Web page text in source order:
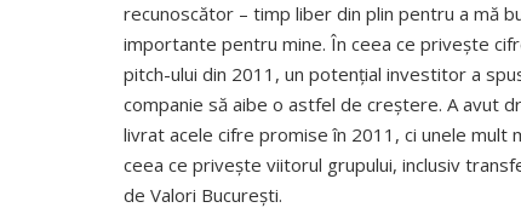
recunoscător – timp liber din plin pentru a mă
importante pentru mine. În ceea ce privește
pitch-ului din 2011, un potențial investitor a
companie să aibe o astfel de creștere. A avut
livrat acele cifre promise în 2011, ci unele mult
ceea ce privește viitorul grupului, inclusiv
de Valori București.